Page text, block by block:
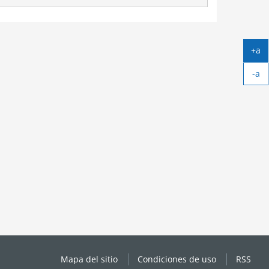
Mapa del sitio Condiciones de uso RSS
+a
-a